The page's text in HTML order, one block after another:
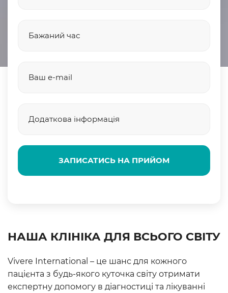
ЗАПИСАТИСЬ НА ПРИЙОМ
НАША КЛІНІКА ДЛЯ ВСЬОГО СВІТУ
Vivere International – це шанс для кожного
пацієнта з будь-якого куточка світу отримати
експертну допомогу в діагностиці та лікуванні